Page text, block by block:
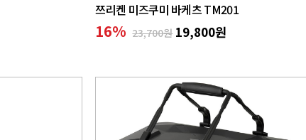
쯔리켄 미즈쿠미 바케츠 TM201
16% 23,700원 19,800원